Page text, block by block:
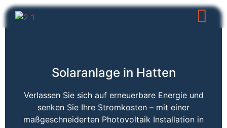
Solaranlage in Hatten
Verlassen Sie sich auf erneuerbare Energie und
senken Sie Ihre Stromkosten – mit einer
maßgeschneiderten Photovoltaik Installation in